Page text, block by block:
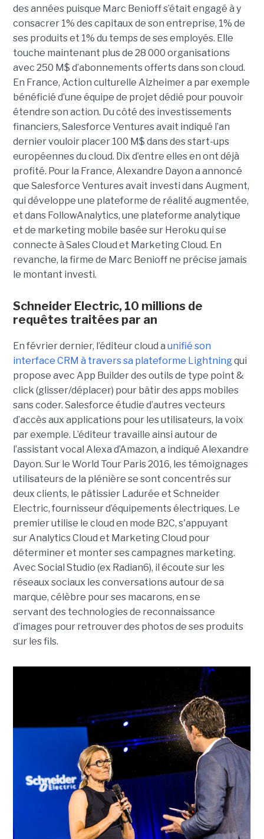
des années puisque Marc Benioff s’était engagé à y
consacrer 1% des capitaux de son entreprise, 1% de
ses produits et 1% du temps de ses employés. Elle
touche maintenant plus de 28 000 organisations
avec 250 M$ d’abonnements offerts dans son cloud.
En France, Action culturelle Alzheimer a par exemple
bénéficié d’une équipe de projet dédié pour pouvoir
étendre son action. Du côté des investissements
financiers, Salesforce Ventures avait indiqué l’an
dernier vouloir placer 100 M$ dans des start-ups
européennes du cloud. Dix d’entre elles en ont déjà
profité. Pour la France, Alexandre Dayon a annoncé
que Salesforce Ventures avait investi dans Augment,
qui développe une plateforme de réalité augmentée,
et dans FollowAnalytics, une plateforme analytique
et de marketing mobile basée sur Heroku qui se
connecte à Sales Cloud et Marketing Cloud. En
revanche, la firme de Marc Benioff ne précise jamais
le montant investi.
Schneider Electric, 10 millions de
requêtes traitées par an
En février dernier, l’éditeur cloud a unifié son
interface CRM à travers sa plateforme Lightningqui
propose avec App Builder des outils de type point &
click (glisser/déplacer) pour bâtir des apps mobiles
sans coder. Salesforce étudie d’autres vecteurs
d’accès aux applications pour les utilisateurs, la voix
par exemple. L’éditeur travaille ainsi autour de
l’assistant vocal Alexa d’Amazon, a indiqué Alexandre
Dayon. Sur le World Tour Paris 2016, les témoignages
utilisateurs de la plénière se sont concentrés sur
deux clients, le pâtissier Ladurée et Schneider
Electric, fournisseur d’équipements électriques. Le
premier utilise le cloud en mode B2C, s'appuyant
sur Analytics Cloud et Marketing Cloud pour
déterminer et monter ses campagnes marketing.
Avec Social Studio (ex Radian6), il écoute sur les
réseaux sociaux les conversations autour de sa
marque, célèbre pour ses macarons, en se
servant des technologies de reconnaissance
d’images pour retrouver des photos de ses produits
sur les fils.